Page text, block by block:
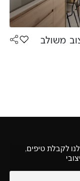
משולב
הוסף את
לקבלת טיפים,